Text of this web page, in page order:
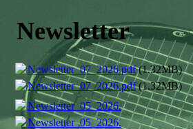
Newsletter
Newsletter_07_2026.pdf(1.32MB)
Newsletter_07_2026.pdf(1.32MB)
Newsletter_05_2026.pdf(1.99MB)
Newsletter_05_2026.pdf(1.99MB)